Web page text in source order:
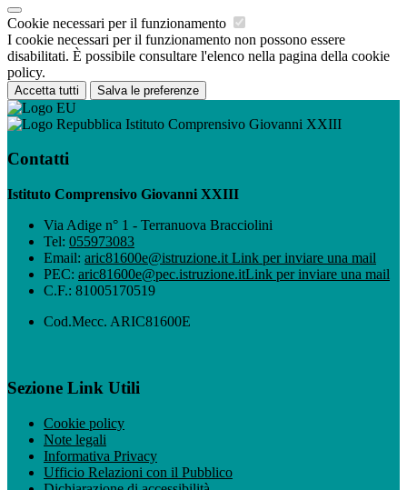
Cookie necessari per il funzionamento
I cookie necessari per il funzionamento non possono essere
disabilitati. È possibile consultare l'elenco nella pagina della cookie
policy.
Accetta tutti Salva le preferenze
Istituto Comprensivo Giovanni XXIII
Contatti
Istituto Comprensivo Giovanni XXIII
Via Adige n° 1 - Terranuova Bracciolini
Tel: 055973083
Email: aric81600e@istruzione.it Link per inviare una mail
PEC: aric81600e@pec.istruzione.itLink per inviare una mail
C.F.: 81005170519
Cod.Mecc. ARIC81600E
Sezione Link Utili
Cookie policy
Note legali
Informativa Privacy
Ufficio Relazioni con il Pubblico